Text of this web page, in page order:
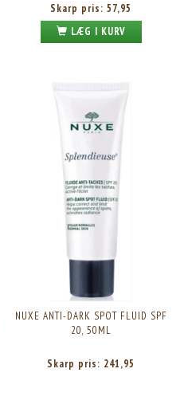
Skarp pris: 57,95
LÆG I KURV
NUXE ANTI-DARK SPOT FLUID SPF
20, 50ML
Skarp pris: 241,95